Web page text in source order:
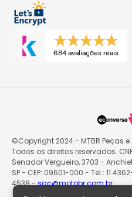
684 avaliações reais
©Copyright 2024 - MTBR Peças
Todos os direitos reservados.
Senador Vergueiro, 3703 -
SP - CEP: 09601-000 - Tel.: 11
4538 -sac@motobr.com.br